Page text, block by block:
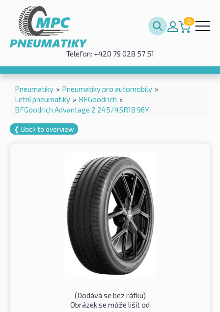
0
Telefon: +420 79 028 57 51
Pneumatiky » Pneumatiky pro automobily »
Letní pneumatiky » BFGoodrich »
BFGoodrich Advantage 2 245/45R18 96Y
❮ Back to overview
(Dodává se bez ráfku)
Obrázek se může lišit od